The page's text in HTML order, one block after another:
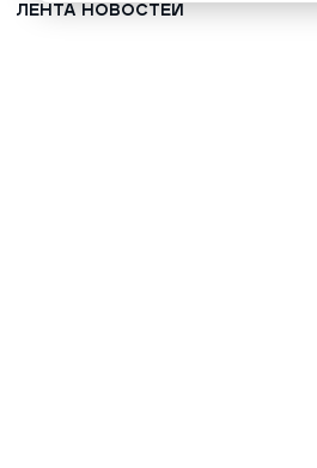
ЛЕНТА НОВОСТЕЙ